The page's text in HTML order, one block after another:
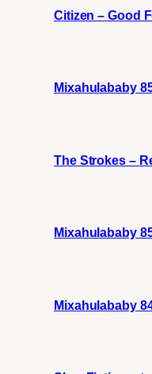
Citizen – Good
Mixahulababy
The Strokes –
Mixahulababy
Mixahulababy